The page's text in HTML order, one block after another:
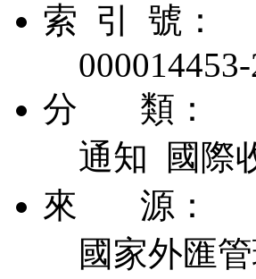
索 引 號：
分 類：
通知 國際
來 源：
國家外匯